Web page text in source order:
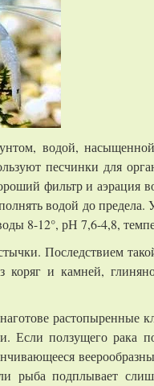
водой,
песчинки для
фильтр и аэрация
водой до предела.
8-12°, рН 7,6-4,8,
Последствием
коряг и камней,
растопыренные
ползущего рака
рыба подплывает